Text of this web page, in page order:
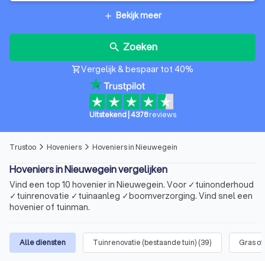
add Bekijk meer
search Zoeken
shopping_cartVergelijk & bespaar tot 40%
Uitstekend| 4378 reviews
Trustoo arrow_forward_ios Hoveniers arrow_forward_ios Hoveniers in Nieuwegein
Hoveniers in Nieuwegein vergelijken
Vind een top 10 hovenier in Nieuwegein. Voor ✓tuinonderhoud
✓tuinrenovatie ✓tuinaanleg ✓boomverzorging. Vind snel een
hovenier of tuinman.
Alle diensten Tuinrenovatie (bestaande tuin) (39) Gras